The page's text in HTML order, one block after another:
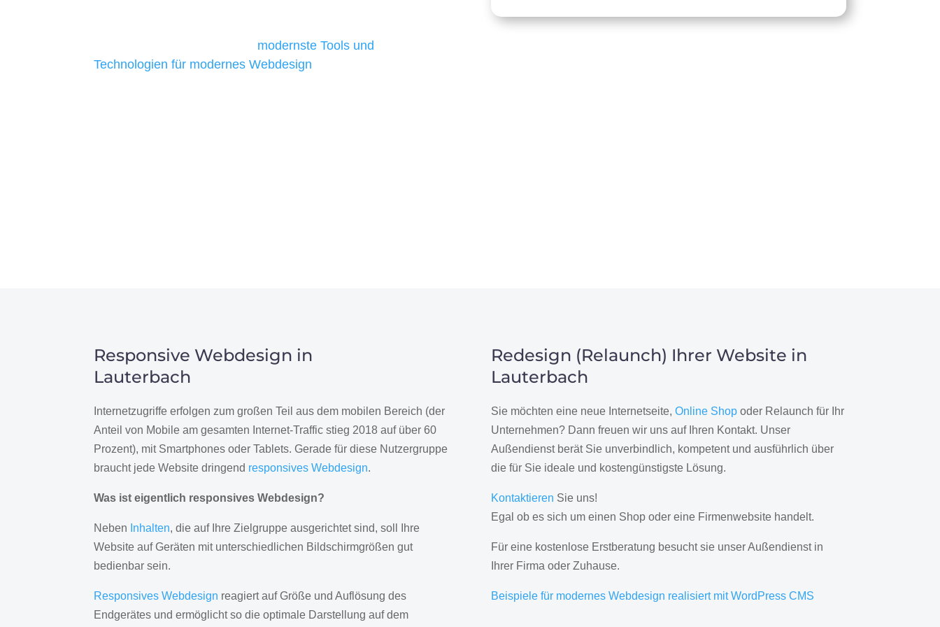
modernste Tools und
Technologien für modernes Webdesign
Responsive Webdesign in
Lauterbach
Internetzugriffe erfolgen zum großen Teil aus dem mobilen Bereich (der
Anteil von Mobile am gesamten Internet-Traffic stieg 2018 auf über 60
Prozent), mit Smartphones oder Tablets. Gerade für diese Nutzergruppe
braucht jede Website dringend responsives Webdesign.
Was ist eigentlich responsives Webdesign?
Neben Inhalten, die auf Ihre Zielgruppe ausgerichtet sind, soll Ihre
Website auf Geräten mit unterschiedlichen Bildschirmgrößen gut
bedienbar sein.
Responsives Webdesign reagiert auf Größe und Auflösung des
Endgerätes und ermöglicht so die optimale Darstellung auf dem
Redesign (Relaunch) Ihrer Website in
Lauterbach
Sie möchten eine neue Internetseite, Online Shopoder Relaunch für Ihr
Unternehmen? Dann freuen wir uns auf Ihren Kontakt. Unser
Außendienst berät Sie unverbindlich, kompetent und ausführlich über
die für Sie ideale und kostengünstigste Lösung.
Kontaktieren Sie uns!
Egal ob es sich um einen Shop oder eine Firmenwebsite handelt.
Für eine kostenlose Erstberatung besucht sie unser Außendienst in
Ihrer Firma oder Zuhause.
Beispiele für modernes Webdesign realisiert mit WordPress CMS